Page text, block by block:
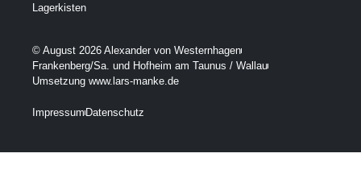
Lagerkisten
© August 2026 Alexander von Westernhagen
Frankenberg/Sa. und Hofheim am Taunus / Wallau
Umsetzung www.lars-manke.de
Impressum Datenschutz